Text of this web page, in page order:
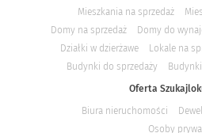
Mieszkania na sprzedaż
Domy na sprzedaż
Domy do
Działki w dzierżawe
Lokale na
Budynki do sprzedaży
Oferta
Biura nieruchomości
Osoby